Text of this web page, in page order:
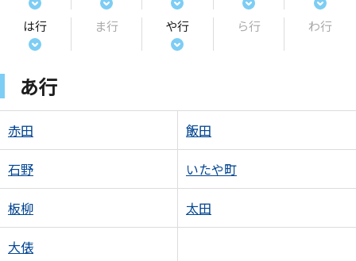
は行 ま行 や行 ら行 わ行
あ行
赤田 飯田
石野 いたや町
板柳 太田
大俵